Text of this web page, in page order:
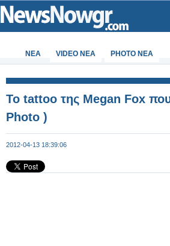
ΝΕΑ VIDEO NEA PHOTO NEA
Το tattoo της Megan Fox
Photo )
2012-04-13 18:39:06